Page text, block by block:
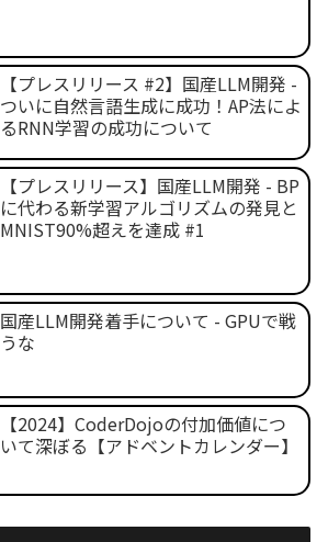
【プレスリリース #2】国産LLM開発 -
ついに自然言語生成に成功！AP法によ
るRNN学習の成功について
【プレスリリース】国産LLM開発 - BP
に代わる新学習アルゴリズムの発見と
MNIST90%超えを達成 #1
国産LLM開発着手について - GPUで戦
うな
【2024】CoderDojoの付加価値につ
いて深ぼる【アドベントカレンダー】